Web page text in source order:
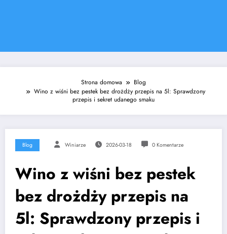
Strona domowa
Blog
Wino z wiśni bez pestek bez drożdży przepis na 5l: Sprawdzony
przepis i sekret udanego smaku
Blog Winiarze 2026-03-18 0 Komentarze
Wino z wiśni bez pestek
bez drożdży przepis na
5l: Sprawdzony przepis i